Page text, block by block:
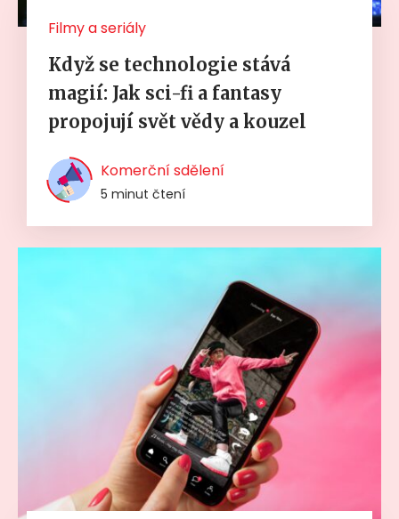
Filmy a seriály
Když se technologie stává
magií: Jak sci-fi a fantasy
propojují svět vědy a kouzel
Komerční sdělení
5 minut čtení